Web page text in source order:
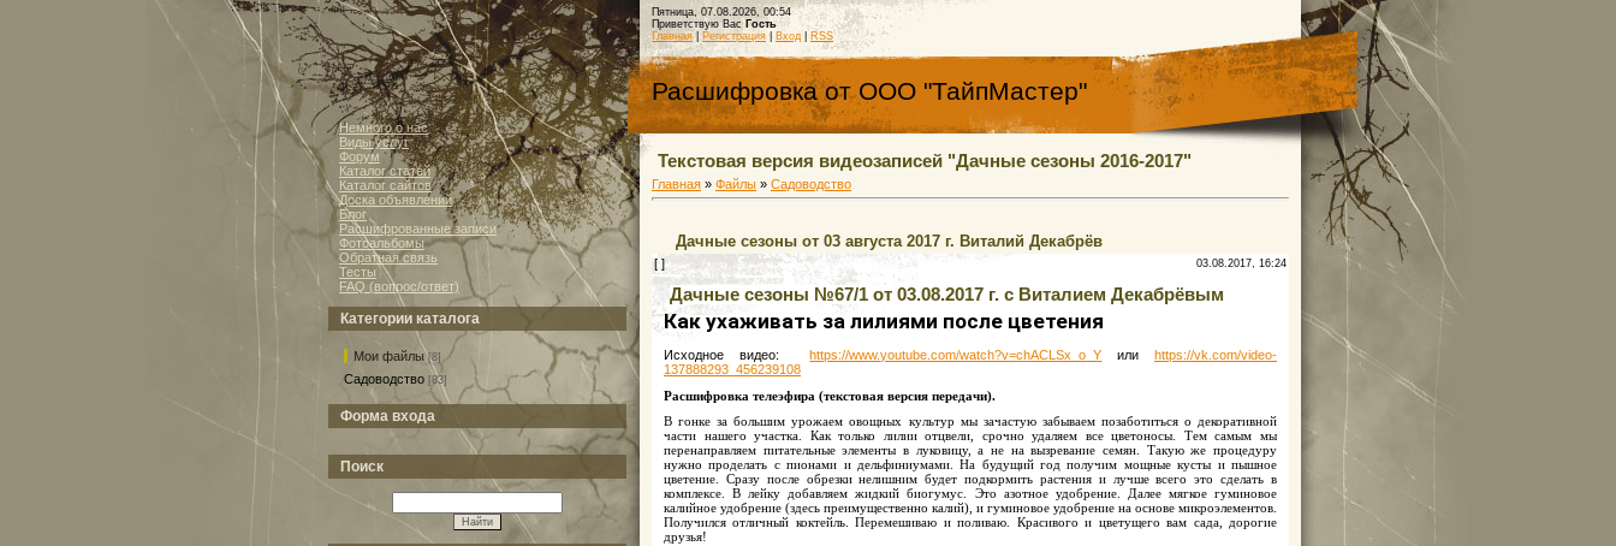
Немного о нас
Виды услуг
Форум
Каталог статей
Каталог сайтов
Доска объявлений
Блог
Расшифрованные записи
Фотоальбомы
Обратная связь
Тесты
FAQ (вопрос/ответ)
Категории каталога
Мои файлы [8]
Садоводство [83]
Форма входа
Поиск
Пятница, 07.08.2026, 00:54
Приветствую Вас Гость
Главная
Регистрация Вход RSS
Расшифровка от ООО "ТайпМастер"
Текстовая версия видеозаписей "Дачные сезоны 2016-2017"
Главная » Файлы » Садоводство
Дачные сезоны от 03 августа 2017 г. Виталий Декабрёв
[ ] 03.08.2017, 16:24
Дачные сезоны №67/1 от 03.08.2017 г. с Виталием Декабрёвым
Как ухаживать за лилиями после цветения
Исходное видео:https://www.youtube.com/watch?v=chACLSx_o_Y илиhttps://vk.com/video-
137888293_456239108
Расшифровка телеэфира (текстовая версия передачи).
В гонке за большим урожаем овощных культур мы зачастую забываем позаботиться о декоративной
части нашего участка. Как только лилии отцвели, срочно удаляем все цветоносы. Тем самым мы
перенаправляем питательные элементы в луковицу, а не на вызревание семян. Такую же процедуру
нужно проделать с пионами и дельфиниумами. На будущий год получим мощные кусты и пышное
цветение. Сразу после обрезки нелишним будет подкормить растения и лучше всего это сделать в
комплексе. В лейку добавляем жидкий биогумус. Это азотное удобрение. Далее мягкое гуминовое
калийное удобрение (здесь преимущественно калий), и гуминовое удобрение на основе микроэлементов.
Получился отличный коктейль. Перемешиваю и поливаю. Красивого и цветущего вам сада, дорогие
друзья!